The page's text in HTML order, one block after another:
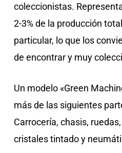
coleccionistas.
2-3% de la producción
particular, lo que los
de encontrar y muy
Un modelo «Green
más de las siguientes
Carrocería, chasis,
cristales tintado y